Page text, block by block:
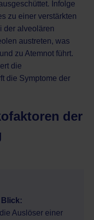
Infolge
zu einer verstärkten
der alveolären
austreten, was
zu Atemnot führt.
die
die Symptome der
der
Auslöser einer